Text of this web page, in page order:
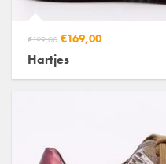
€199,00 €169,00
Hartjes